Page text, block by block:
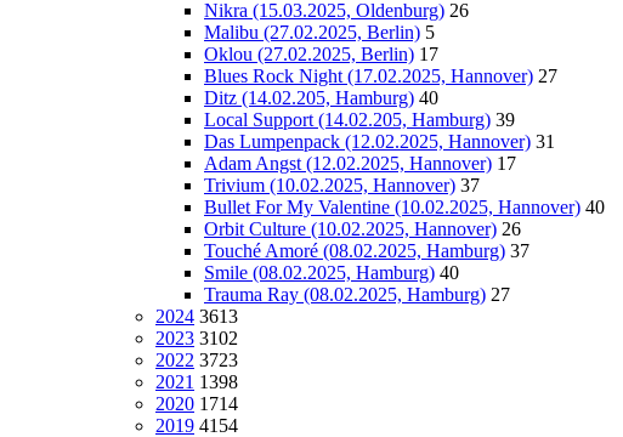
Nikra (15.03.2025, Oldenburg) 26
Malibu (27.02.2025, Berlin) 5
Oklou (27.02.2025, Berlin) 17
Blues Rock Night (17.02.2025, Hannover) 27
Ditz (14.02.205, Hamburg) 40
Local Support (14.02.205, Hamburg) 39
Das Lumpenpack (12.02.2025, Hannover) 31
Adam Angst (12.02.2025, Hannover) 17
Trivium (10.02.2025, Hannover) 37
Bullet For My Valentine (10.02.2025, Hannover) 40
Orbit Culture (10.02.2025, Hannover) 26
Touché Amoré (08.02.2025, Hamburg) 37
Smile (08.02.2025, Hamburg) 40
Trauma Ray (08.02.2025, Hamburg) 27
2024 3613
2023 3102
2022 3723
2021 1398
2020 1714
2019 4154